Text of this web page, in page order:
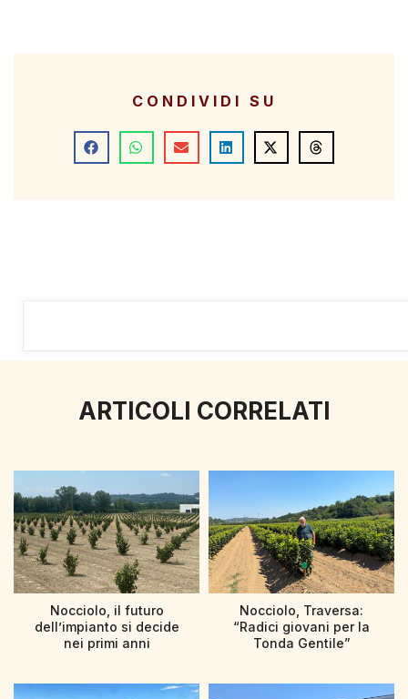
CONDIVIDI SU
ARTICOLI CORRELATI
Nocciolo, il futuro
dell’impianto si decide
nei primi anni
Nocciolo, Traversa:
“Radici giovani per la
Tonda Gentile”